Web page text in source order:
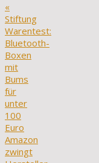
«
Stiftung
Warentest:
Bluetooth-
Boxen
mit
Bums
für
unter
100
Euro
Amazon
zwingt